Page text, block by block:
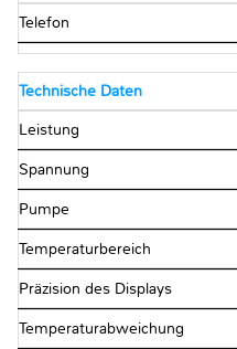
Telefon
Technische Daten
Leistung
Spannung
Pumpe
Temperaturbereich
Präzision des Displays
Temperaturabweichung